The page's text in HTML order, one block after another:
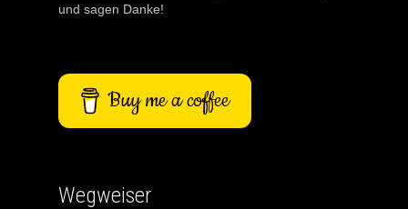
und sagen Danke!
Buy me a coffee
Wegweiser